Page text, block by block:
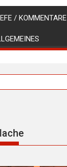
/ KOMMENTARE